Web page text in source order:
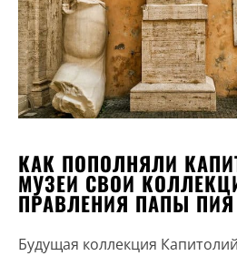
КАК ПОПОЛНЯЛИ
МУЗЕИ СВОИ
ПРАВЛЕНИЯ ПАПЫ ПИЯ
Будущая коллекция